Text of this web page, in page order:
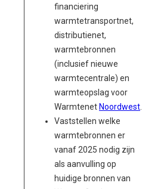
financiering
warmtetransportnet,
distributienet,
warmtebronnen
(inclusief nieuwe
warmtecentrale) en
warmteopslag voor
Warmtenet Noordwest
Vaststellen welke
warmtebronnen er
vanaf 2025 nodig zijn
als aanvulling op
huidige bronnen van